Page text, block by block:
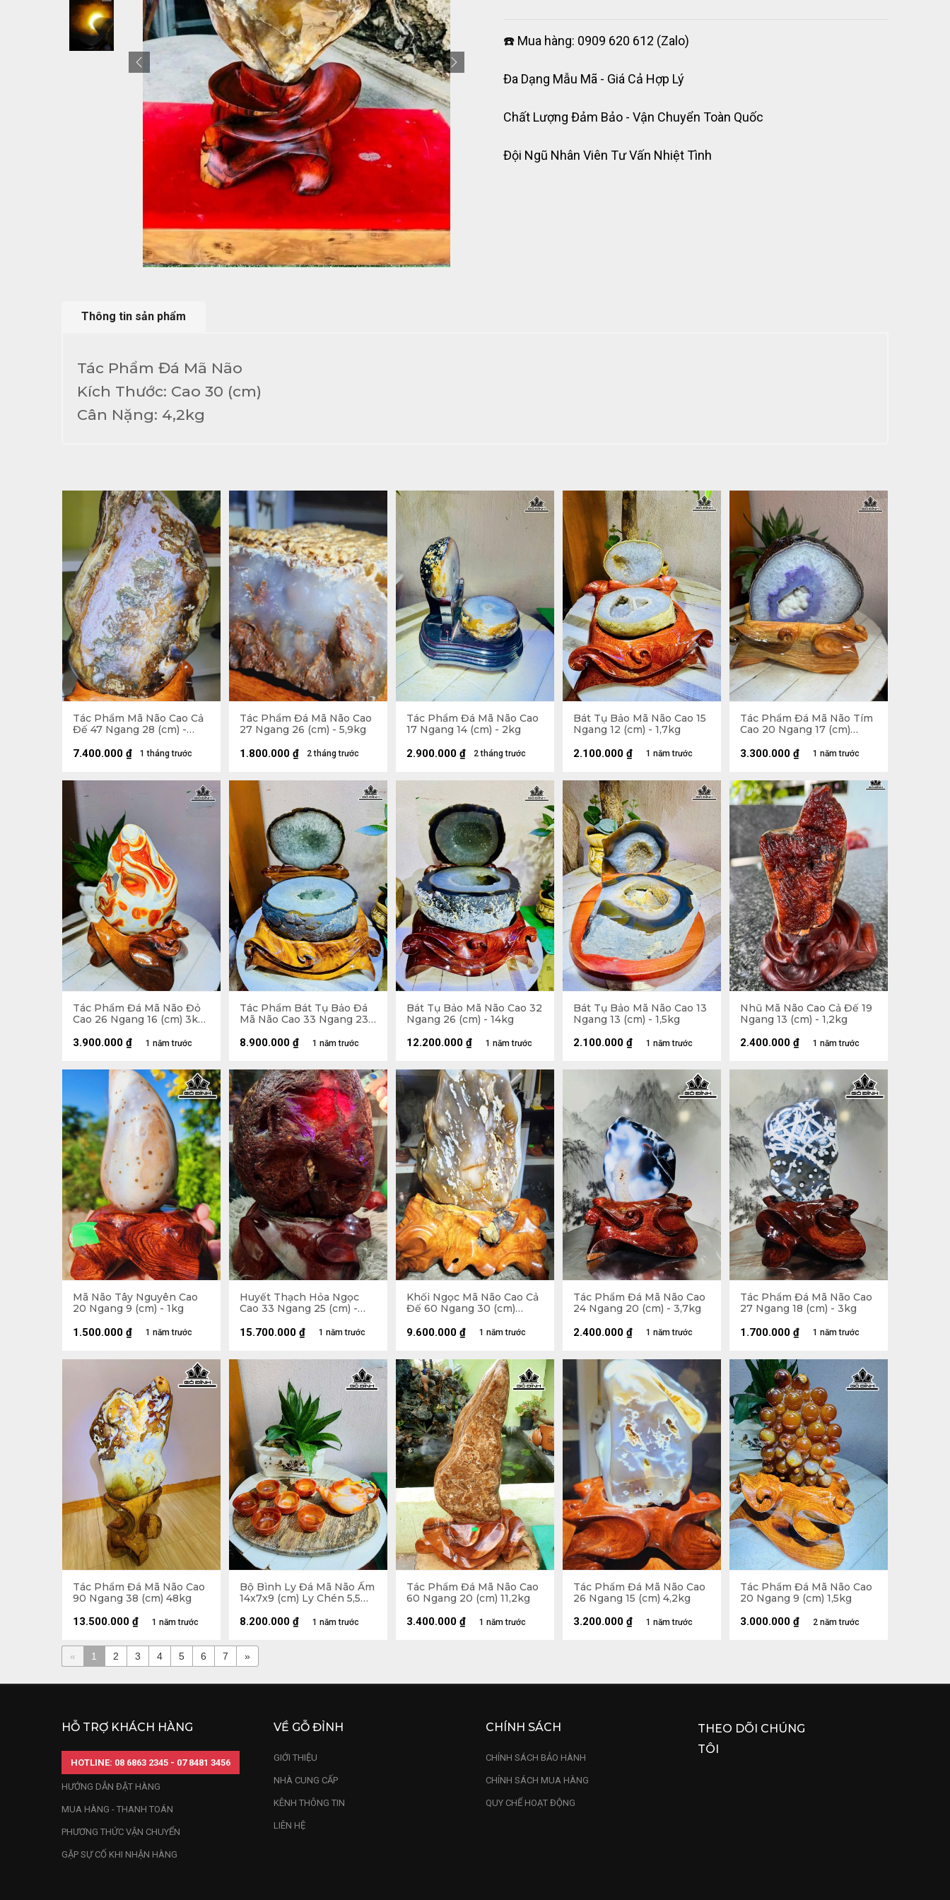
☎️ Mua hàng: 0909 620 612 (Zalo)
Đa Dạng Mẫu Mã - Giá Cả Hợp Lý
Chất Lượng Đảm Bảo - Vận Chuyển Toàn Quốc
Đội Ngũ Nhân Viên Tư Vấn Nhiệt Tình
Thông tin sản phẩm
Tác Phẩm Đá Mã Não
Kích Thước: Cao 30 (cm)
Cân Nặng: 4,2kg
Tác Phẩm Mã Não Cao Cả
Đế 47 Ngang 28 (cm) -
1 tháng trước
7.400.000 ₫
Tác Phẩm Đá Mã Não Cao
27 Ngang 26 (cm) - 5,9kg
2 tháng trước
1.800.000 ₫
Tác Phẩm Đá Mã Não Cao
17 Ngang 14 (cm) - 2kg
2 tháng trước
2.900.000 ₫
Bát Tụ Bảo Mã Não Cao 15
Ngang 12 (cm) - 1,7kg
1 năm trước
2.100.000 ₫
Tác Phẩm Đá Mã Não Tím
Cao 20 Ngang 17 (cm)
2,8kg Luôn Đế
1 năm trước
3.300.000 ₫
Tác Phẩm Đá Mã Não Đỏ
Cao 26 Ngang 16 (cm) 3kg
1 năm trước
3.900.000 ₫
Tác Phẩm Bát Tụ Bảo Đá
Mã Não Cao 33 Ngang 23
1 năm trước
8.900.000 ₫
Bát Tụ Bảo Mã Não Cao 32
Ngang 26 (cm) - 14kg
1 năm trước
12.200.000 ₫
Bát Tụ Bảo Mã Não Cao 13
Ngang 13 (cm) - 1,5kg
1 năm trước
2.100.000 ₫
Nhũ Mã Não Cao Cả Đế 19
Ngang 13 (cm) - 1,2kg
1 năm trước
2.400.000 ₫
Mã Não Tây Nguyên Cao
20 Ngang 9 (cm) - 1kg
1 năm trước
1.500.000 ₫
Huyết Thạch Hỏa Ngọc
Cao 33 Ngang 25 (cm) -
1 năm trước
15.700.000 ₫
Khối Ngọc Mã Não Cao Cả
Đế 60 Ngang 30 (cm)
1 năm trước
9.600.000 ₫
Tác Phẩm Đá Mã Não Cao
24 Ngang 20 (cm) - 3,7kg
1 năm trước
2.400.000 ₫
Tác Phẩm Đá Mã Não Cao
27 Ngang 18 (cm) - 3kg
1 năm trước
1.700.000 ₫
Tác Phẩm Đá Mã Não Cao
90 Ngang 38 (cm) 48kg
1 năm trước
13.500.000 ₫
Bộ Bình Ly Đá Mã Não Ấm
14x7x9 (cm) Ly Chén 5,5
33x24 (cm)
1 năm trước
8.200.000 ₫
Tác Phẩm Đá Mã Não Cao
60 Ngang 20 (cm) 11,2kg
1 năm trước
3.400.000 ₫
Tác Phẩm Đá Mã Não Cao
26 Ngang 15 (cm) 4,2kg
1 năm trước
3.200.000 ₫
Tác Phẩm Đá Mã Não Cao
20 Ngang 9 (cm) 1,5kg
2 năm trước
3.000.000 ₫
« 1 2 3 4 5 6 7 »
HỖ TRỢ KHÁCH HÀNG
HOTLINE: 08 6863 2345 - 07 8481 3456
HƯỚNG DẪN ĐẶT HÀNG
MUA HÀNG - THANH TOÁN
PHƯƠNG THỨC VẬN CHUYỂN
GẶP SỰ CỐ KHI NHẬN HÀNG
VỀ GỖ ĐỈNH
GIỚI THIỆU
NHÀ CUNG CẤP
KÊNH THÔNG TIN
LIÊN HỆ
CHÍNH SÁCH
CHÍNH SÁCH BẢO HÀNH
CHÍNH SÁCH MUA HÀNG
QUY CHẾ HOẠT ĐỘNG
THEO DÕI CHÚNG
TÔI